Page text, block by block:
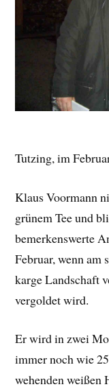
Tutzing, im
Klaus Voormann
grünem Tee und
bemerkenswerte
Februar, wenn am
karge Landschaft
vergoldet wird.
Er wird in zwei
immer noch wie
wehenden weißen